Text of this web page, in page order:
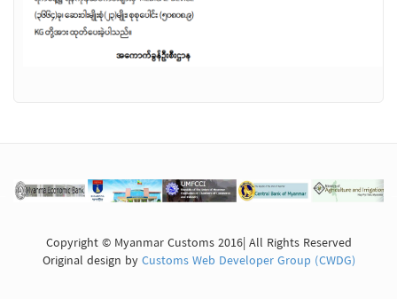
Copyright © Myanmar Customs 2016| All Rights Reserved
Original design byCustoms Web Developer Group (CWDG)